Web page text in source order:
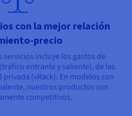
con la mejor relación
precio
servicios incluye los gastos de
entrante y saliente), de las
privada (vRack). En modelos con
nuestros productos son
competitivos.